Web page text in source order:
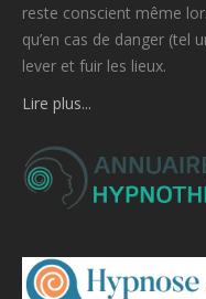
reste conscient même
qu’en cas de danger (tel
lever et fuir les lieux.
Lire plus...